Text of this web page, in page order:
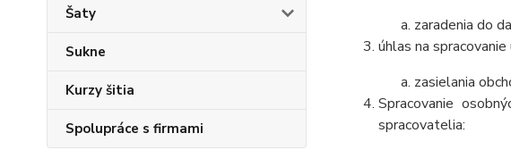
Šaty
Sukne
Kurzy šitia
Spolupráce s firmami
zaradenia do
úhlas na
zasielania
Spracovanie
spracovatelia: